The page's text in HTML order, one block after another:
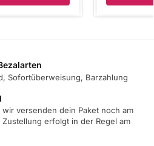
Sofortüberweisung, Barzahlung
versenden dein Paket noch am
Zustellung erfolgt in der Regel am